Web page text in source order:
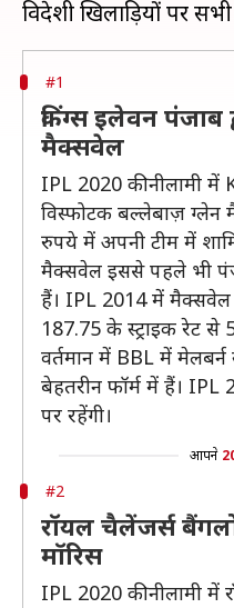
#1
किंग्स इलेवन पंजाब
मैक्सवेल
IPL 2020 की नीलामी में
विस्फोटक बल्लेबाज़
रुपये में अपनी टीम में
मैक्सवेल इससे पहले भी
हैं। IPL 2014 में
187.75 के स्ट्राइक रेट से
वर्तमान में BBL में
बेहतरीन फॉर्म में हैं।
पर रहेंगी।
आपने
#2
रॉयल चैलेंजर्स
मॉरिस
IPL 2020 की नीलामी में